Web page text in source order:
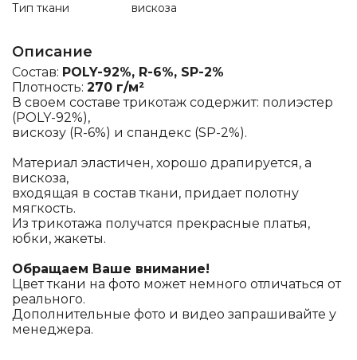
Тип ткани вискоза
Описание
Состав: POLY-92%, R-6%, SP-2%
Плотность: 270 г/м²
В своем составе трикотаж содержит: полиэстер
(POLY-92%),
вискозу (R-6%) и спандекс (SP-2%).
Материал эластичен, хорошо драпируется, а
вискоза,
входящая в состав ткани, придает полотну
мягкость.
Из трикотажа получатся прекрасные платья,
юбки, жакеты.
Обращаем Ваше внимание!
Цвет ткани на фото может немного отличаться от
реального.
Дополнительные фото и видео запрашивайте у
менеджера.